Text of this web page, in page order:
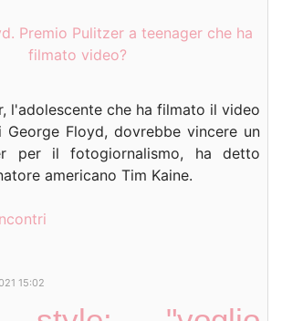
l'adolescente che ha filmato il video
Floyd, dovrebbe vincere un
per il fotogiornalismo, ha detto
americano Tim Kaine.
15:02